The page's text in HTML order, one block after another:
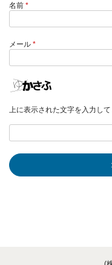
名前 *
メール *
上に表示された文字を入力して